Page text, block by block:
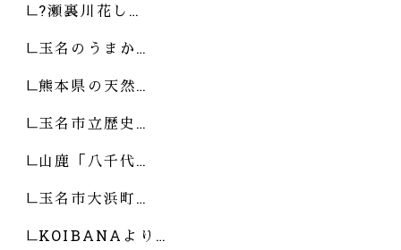
?瀬裏川花し…
玉名のうまか…
熊本県の天然…
玉名市立歴史…
山鹿「八千代…
玉名市大浜町…
KOIBANAより…